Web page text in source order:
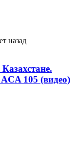
назад
105 (видео)